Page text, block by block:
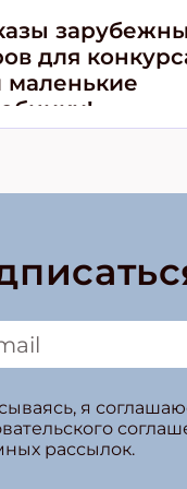
для
я
рассылок.